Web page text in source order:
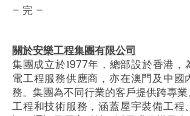
– 完 –
關於安樂工程集團有限公司
集團成立於1977年，總部設於香港，
電工程服務供應商，亦在澳門及中國
務。集團為不同行業的客戶提供跨專
工程和技術服務，涵蓋屋宇裝備工程